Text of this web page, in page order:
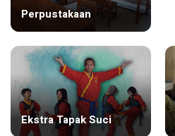
Perpustakaan
Ekstra Tapak Suci